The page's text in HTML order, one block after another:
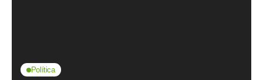
Política